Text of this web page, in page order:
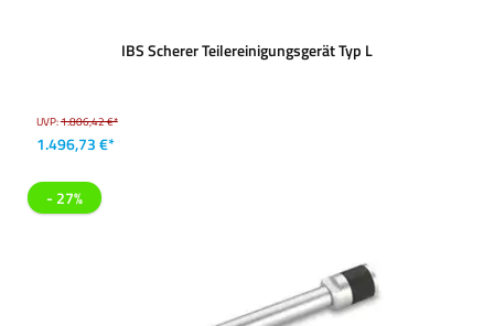
IBS Scherer Teilereinigungsgerät Typ L
UVP:1.806,42 €*
1.496,73 €*
- 27%